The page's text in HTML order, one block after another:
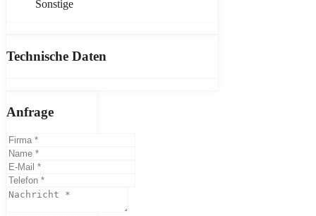
Sonstige
Technische Daten
Anfrage